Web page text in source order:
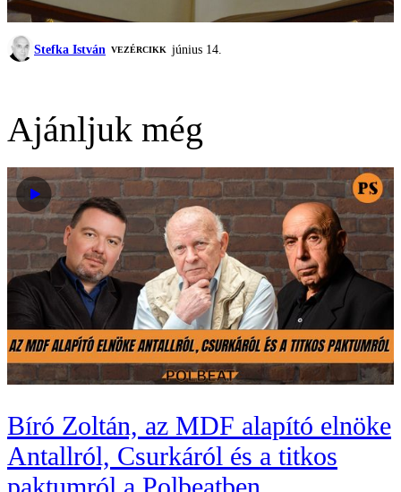
Stefka István VEZÉRCIKK június 14.
Ajánljuk még
Bíró Zoltán, az MDF alapító elnöke
Antallról, Csurkáról és a titkos